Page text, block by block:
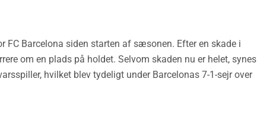
FC Barcelona siden starten af sæsonen. Efter en skade i
om en plads på holdet. Selvom skaden nu er helet, synes
hvilket blev tydeligt under Barcelonas 7-1-sejr over